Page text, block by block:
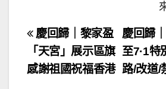
文
章
導
慶回歸
至7·1
路/改道/
慶回歸｜黎家盈
「天宮」展示區旗
感謝祖國祝福香港